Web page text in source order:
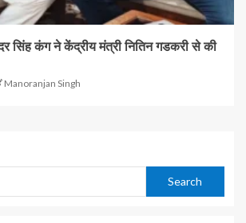
सिंह कंग ने केंद्रीय मंत्री नितिन गडकरी से की
Manoranjan Singh
Search